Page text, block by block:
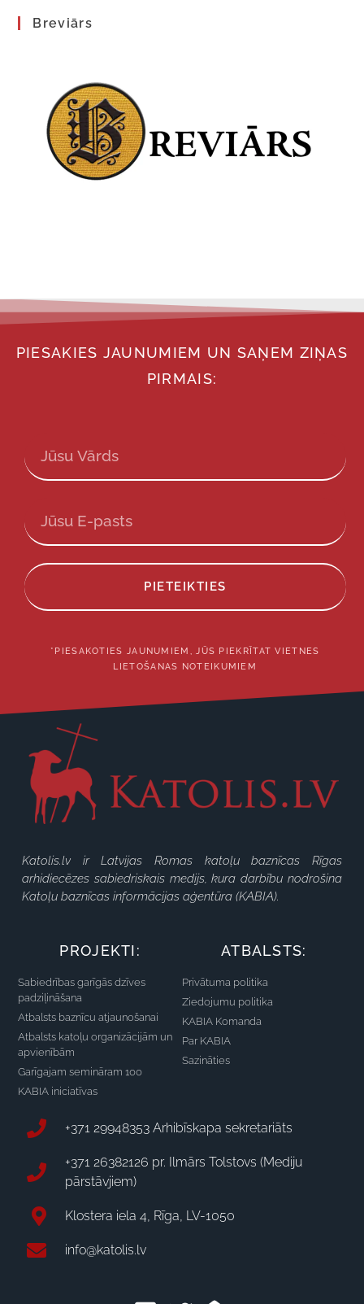
Breviārs
PIESAKIES JAUNUMIEM UN SAŅEM ZIŅAS
PIRMAIS:
PIETEIKTIES
*PIESAKOTIES JAUNUMIEM, JŪS PIEKRĪTAT VIETNES
LIETOŠANAS NOTEIKUMIEM
Katolis.lv ir Latvijas Romas katoļu baznīcas Rīgas
arhidiecēzes sabiedriskais medijs, kura darbību nodrošina
Katoļu baznīcas informācijas aģentūra (KABIA).
PROJEKTI:
Sabiedrības garīgās dzīves
padziļināšana
Atbalsts baznīcu atjaunošanai
Atbalsts katoļu organizācijām un
apvienībām
Garīgajam semināram 100
KABIA iniciatīvas
ATBALSTS:
Privātuma politika
Ziedojumu politika
KABIA Komanda
Par KABIA
Sazināties
+371 29948353 Arhibīskapa sekretariāts
+371 26382126 pr. Ilmārs Tolstovs (Mediju
pārstāvjiem)
Klostera iela 4, Rīga, LV-1050
info@katolis.lv